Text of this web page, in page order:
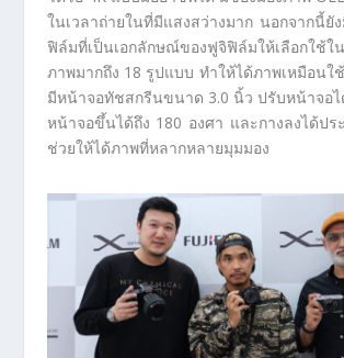
ในเวลาถ่ายในที่มีแสงสว่างมาก นอกจากนี้ยั
ฟิล์มที่เป็นเอกลักษณ์ของฟูจิฟิล์มให้เลือกใช้ใ
ภาพมากถึง 18 รูปแบบ ทำให้ได้ภาพเหมือนใ
มีหน้าจอทัชสกรีนขนาด 3.0 นิ้ว ปรับหน้าจอไ
หน้าจอขึ้นได้ถึง 180 องศา และกางลงได้ป
ช่วยให้ได้ภาพที่หลากหลายมุมมอง